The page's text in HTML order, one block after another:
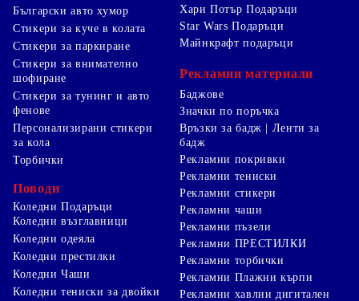
Български авто хумор
Стикери за куче в колата
Стикери за паркиране
Стикери за внимателно
шофиране
Стикери за тунинг и авто
фенове
Персонализирани стикери
за кола
Торбички
Поводи
Коледни Подаръци
Коледни възглавници
Коледни одеяла
Коледни престилки
Коледни Чаши
Коледни тениски за двойки
Хари Потър Подаръци
Star Wars Подаръци
Майнкрафт подаръци
Рекламни материали
Баджове
Значки по поръчка
Връзки за бадж | Ленти за
бадж
Рекламни покривки
Рекламни тениски
Рекламни стикери
Рекламни чаши
Рекламни пъзели
Рекламни ПРЕСТИЛКИ
Рекламни торбички
Рекламни Плажни кърпи
Рекламни хавлии дигитален